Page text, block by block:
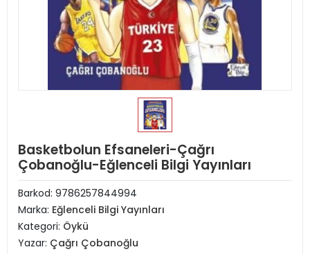
Basketbolun Efsaneleri-Çağrı
Çobanoğlu-Eğlenceli Bilgi Yayınları
Barkod: 9786257844994
Marka: Eğlenceli Bilgi Yayınları
Kategori: Öykü
Yazar: Çağrı Çobanoğlu